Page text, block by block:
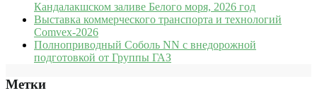
Кандалакшском заливе Белого моря, 2026 год
Выставка коммерческого транспорта и технологий
Comvex-2026
Полноприводный Соболь NN с внедорожной
подготовкой от Группы ГАЗ
Метки